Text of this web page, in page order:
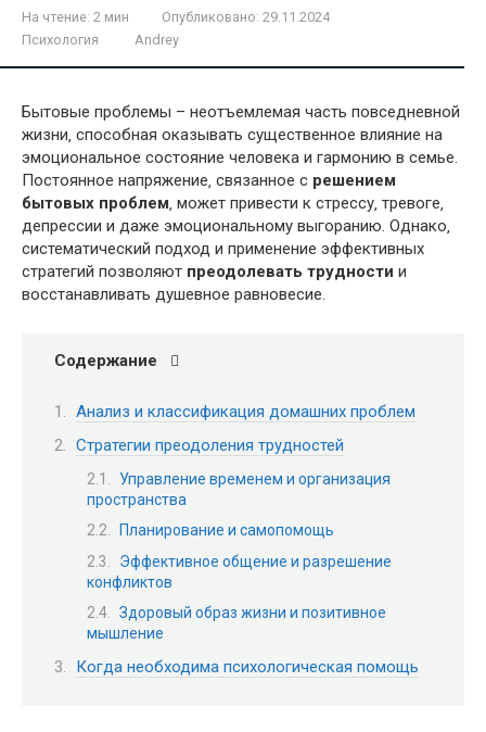
На чтение: 2 мин Опубликовано: 29.11.2024
Психология
Andrey
Бытовые проблемы – неотъемлемая часть повседневной
жизни‚ способная оказывать существенное влияние на
эмоциональное состояние человека и гармонию в семье.
Постоянное напряжение‚ связанное с решением
бытовых проблем‚ может привести к стрессу‚ тревоге‚
депрессии и даже эмоциональному выгоранию. Однако‚
систематический подход и применение эффективных
стратегий позволяют преодолевать трудности и
восстанавливать душевное равновесие.
Содержание
Анализ и классификация домашних проблем
Стратегии преодоления трудностей
Управление временем и организация
пространства
Планирование и самопомощь
Эффективное общение и разрешение
конфликтов
Здоровый образ жизни и позитивное
мышление
Когда необходима психологическая помощь